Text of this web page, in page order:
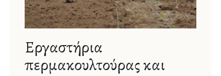
Εργαστήρια
περμακουλτούρας και